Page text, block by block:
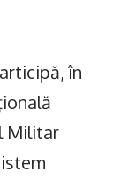
în
Militar